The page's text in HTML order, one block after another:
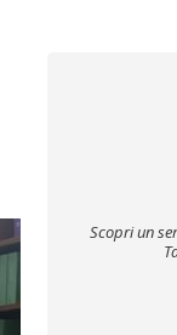
Scopri un